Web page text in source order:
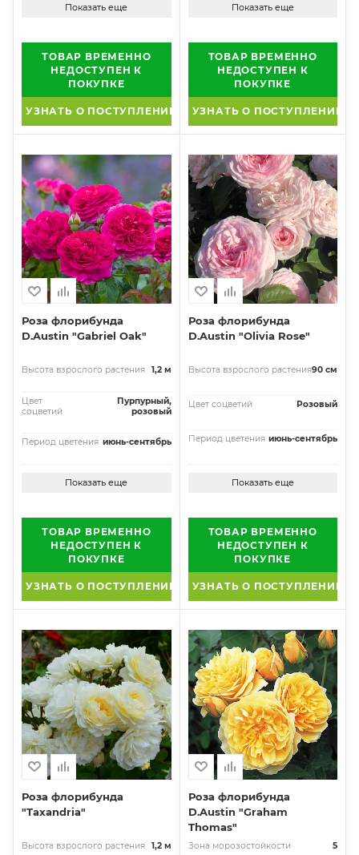
Показать еще
ТОВАР ВРЕМЕННО
НЕДОСТУПЕН К
ПОКУПКЕ
УЗНАТЬ О ПОСТУПЛЕНИИ
Показать еще
ТОВАР ВРЕМЕННО
НЕДОСТУПЕН К
ПОКУПКЕ
УЗНАТЬ О ПОСТУПЛЕНИИ
Роза флорибунда
D.Austin "Gabriel Oak"
Высота взрослого растения 1,2 м
Цвет
соцветий
Пурпурный,
розовый
Период цветения июнь-сентябрь
Показать еще
ТОВАР ВРЕМЕННО
НЕДОСТУПЕН К
ПОКУПКЕ
УЗНАТЬ О ПОСТУПЛЕНИИ
Роза флорибунда
D.Austin "Olivia Rose"
Высота взрослого растения90 см
Цвет соцветий Розовый
Период цветения июнь-сентябрь
Показать еще
ТОВАР ВРЕМЕННО
НЕДОСТУПЕН К
ПОКУПКЕ
УЗНАТЬ О ПОСТУПЛЕНИИ
Роза флорибунда
"Taxandria"
Высота взрослого растения 1,2 м
Роза флорибунда
D.Austin "Graham
Thomas"
Зона морозостойкости 5